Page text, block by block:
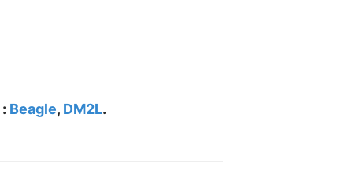
Beagle, DM2L.